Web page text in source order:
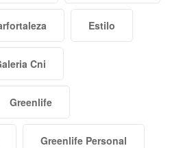
Estilo
Cni
Greenlife
Greenlife Personal